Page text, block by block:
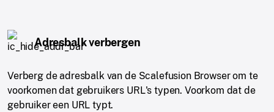
Adresbalk verbergen
Verberg de adresbalk van de Scalefusion Browser om te
voorkomen dat gebruikers URL's typen. Voorkom dat de
gebruiker een URL typt.